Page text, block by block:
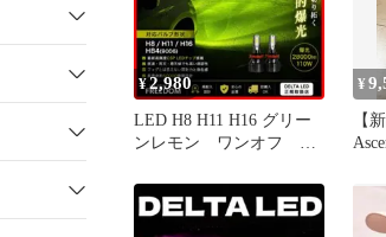
¥2,980
LED H8 H11 H16 グリー
ンレモン ワンオフ 輝
¥
【